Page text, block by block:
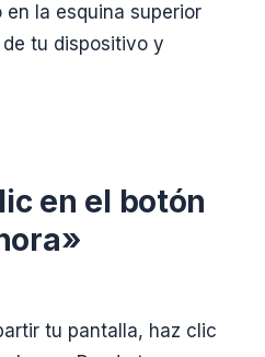
la esquina superior
tu dispositivo y
en el botón
tu pantalla, haz clic